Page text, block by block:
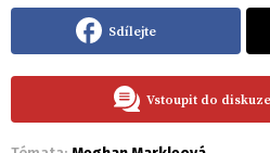
Sdílejte
Vstoupit do